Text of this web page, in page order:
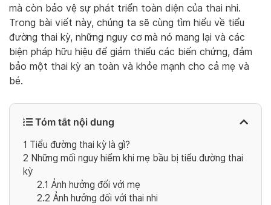
mà còn bảo vệ sự phát triển toàn diện của thai nhi.
Trong bài viết này, chúng ta sẽ cùng tìm hiểu về tiểu
đường thai kỳ, những nguy cơ mà nó mang lại và các
biện pháp hữu hiệu để giảm thiểu các biến chứng, đảm
bảo một thai kỳ an toàn và khỏe mạnh cho cả mẹ và
bé.
Tóm tắt nội dung
1 Tiểu đường thai kỳ là gì?
2 Những mối nguy hiểm khi mẹ bầu bị tiểu đường thai
kỳ
2.1 Ảnh hưởng đối với mẹ
2.2 Ảnh hưởng đối với thai nhi